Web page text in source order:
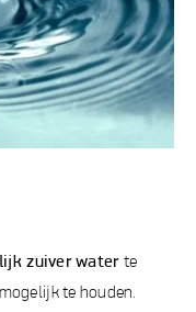
zuiver water te
te houden.